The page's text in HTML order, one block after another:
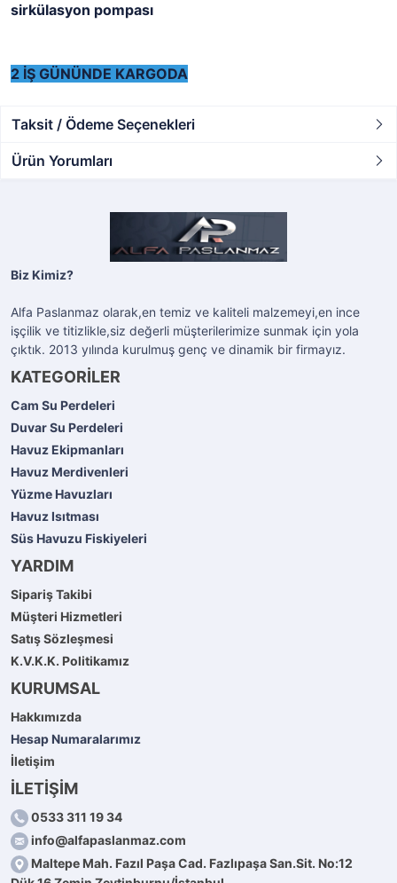
sirkülasyon pompası
2 İŞ GÜNÜNDE KARGODA
Taksit / Ödeme Seçenekleri
Ürün Yorumları
Biz Kimiz?
Alfa Paslanmaz olarak,en temiz ve kaliteli malzemeyi,en ince
işçilik ve titizlikle,siz değerli müşterilerimize sunmak için yola
çıktık. 2013 yılında kurulmuş genç ve dinamik bir firmayız.
KATEGORİLER
Cam Su Perdeleri
Duvar Su Perdeleri
Havuz Ekipmanları
Havuz Merdivenleri
Yüzme Havuzları
Havuz Isıtması
Süs Havuzu Fiskiyeleri
YARDIM
Sipariş Takibi
Müşteri Hizmetleri
Satış Sözleşmesi
K.V.K.K. Politikamız
KURUMSAL
Hakkımızda
Hesap Numaralarımız
İletişim
İLETİŞİM
0533 311 19 34
info@alfapaslanmaz.com
Maltepe Mah. Fazıl Paşa Cad. Fazlıpaşa San.Sit. No:12